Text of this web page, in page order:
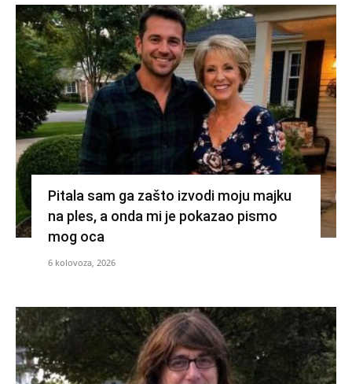
Pitala sam ga zašto izvodi moju majku
na ples, a onda mi je pokazao pismo
mog oca
6 kolovoza, 2026